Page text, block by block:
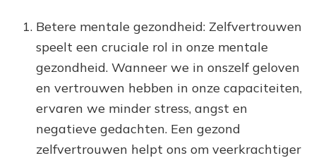
Betere mentale gezondheid: Zelfvertrouwen
speelt een cruciale rol in onze mentale
gezondheid. Wanneer we in onszelf geloven
en vertrouwen hebben in onze capaciteiten,
ervaren we minder stress, angst en
negatieve gedachten. Een gezond
zelfvertrouwen helpt ons om veerkrachtiger